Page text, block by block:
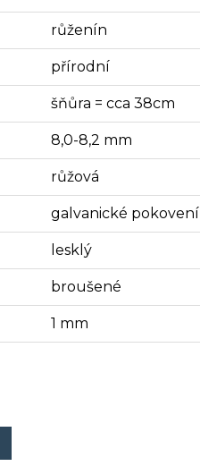
růženín
přírodní
šňůra = cca 38cm
8,0-8,2 mm
růžová
galvanické pokovení
lesklý
broušené
1 mm